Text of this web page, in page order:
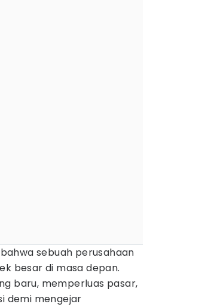
sebuah perusahaan
besar di masa depan.
baru, memperluas pasar,
demi mengejar